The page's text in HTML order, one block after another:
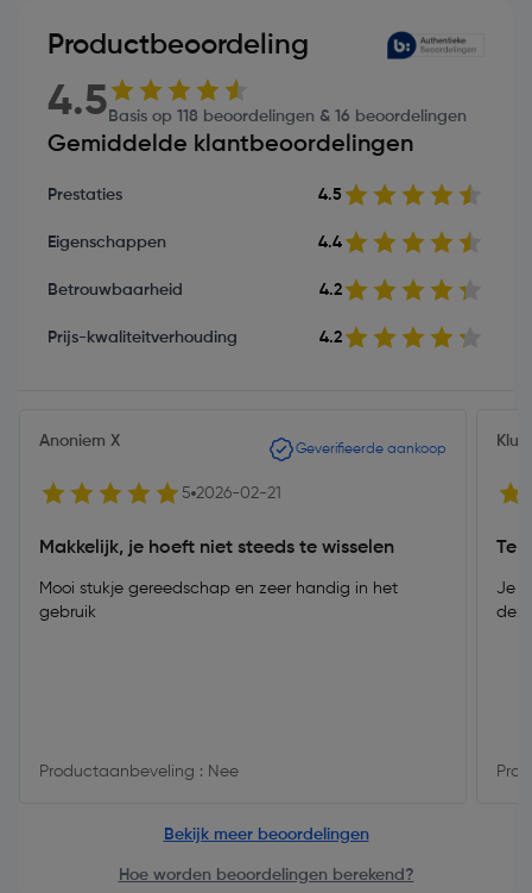
Productbeoordeling
4.5 Basis op 118 beoordelingen & 16 beoordelingen
Gemiddelde klantbeoordelingen
Prestaties 4.5
Eigenschappen 4.4
Betrouwbaarheid 4.2
Prijs-kwaliteitverhouding 4.2
Anoniem X Geverifieerde aankoop
5 2026-02-21
Makkelijk, je hoeft niet steeds te wisselen
Mooi stukje gereedschap en zeer handig in het
gebruik
Productaanbeveling : Nee
Te
Je
Bekijk meer beoordelingen
Hoe worden beoordelingen berekend?